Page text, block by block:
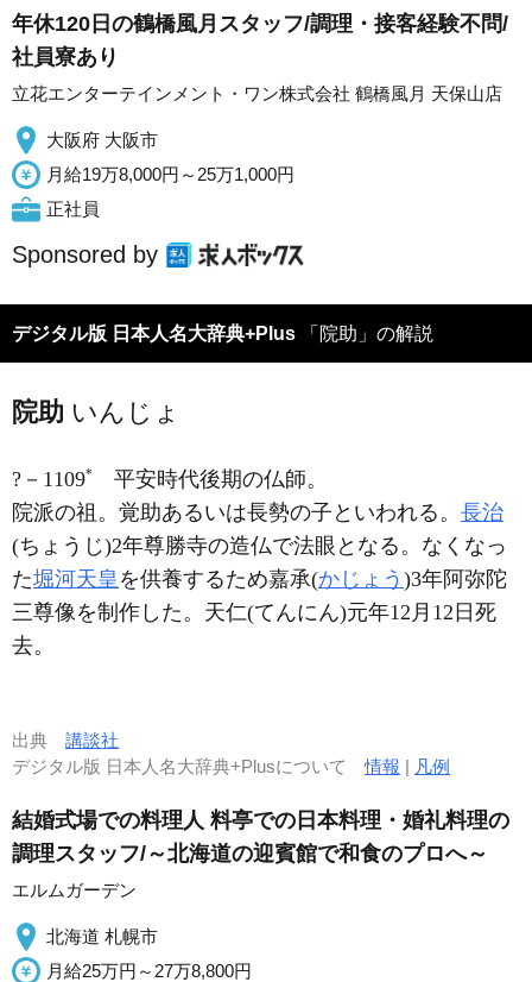
年休120日の鶴橋風月スタッフ/調理・接客経験不問/
社員寮あり
立花エンターテインメント・ワン株式会社 鶴橋風月 天保山店
大阪府 大阪市
月給19万8,000円～25万1,000円
正社員
Sponsored by
デジタル版 日本人名大辞典+Plus 「院助」の解説
院助 いんじょ
?－1109*
平安時代後期の仏師。
院派の祖。覚助あるいは長勢の子といわれる。 長治
(ちょうじ)2年尊勝寺の造仏で法眼となる。なくなっ
た堀河天皇 を供養するため嘉承(かじょう )3年阿弥陀
三尊像を制作した。天仁(てんにん)元年12月12日死
去。
出典 講談社
デジタル版 日本人名大辞典+Plusについて情報 | 凡例
結婚式場での料理人 料亭での日本料理・婚礼料理の
調理スタッフ/～北海道の迎賓館で和食のプロへ～
エルムガーデン
北海道 札幌市
月給25万円～27万8,800円